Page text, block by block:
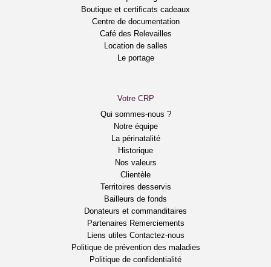
Boutique et certificats cadeaux
Centre de documentation
Café des Relevailles
Location de salles
Le portage
Votre CRP
Qui sommes-nous ?
Notre équipe
La périnatalité
Historique
Nos valeurs
Clientèle
Territoires desservis
Bailleurs de fonds
Donateurs et commanditaires
Partenaires Remerciements
Liens utiles Contactez-nous
Politique de prévention des maladies
Politique de confidentialité